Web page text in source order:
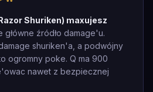
Shuriken) maxujesz
źródło damage'u.
shuriken'a, a podwójny
ogromny poke. Q ma 900
nawet z bezpiecznej